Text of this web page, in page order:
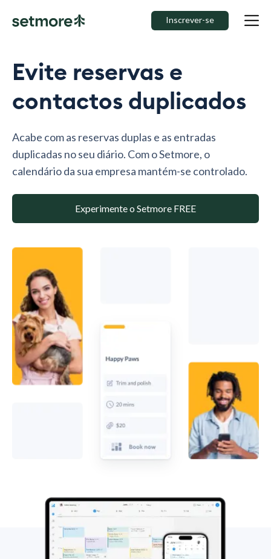
Inscrever-se
Evite reservas e
contactos duplicados
Acabe com as reservas duplas e as entradas
duplicadas no seu diário. Com o Setmore, o
calendário da sua empresa mantém-se controlado.
Experimente o Setmore FREE